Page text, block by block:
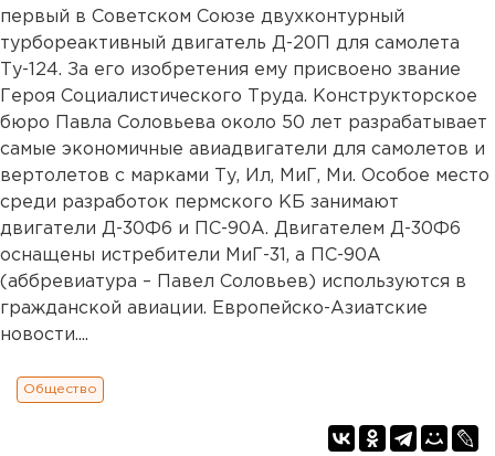
первый в Советском Союзе двухконтурный
турбореактивный двигатель Д-20П для самолета
Ту-124. За его изобретения ему присвоено звание
Героя Социалистического Труда. Конструкторское
бюро Павла Соловьева около 50 лет разрабатывает
самые экономичные авиадвигатели для самолетов и
вертолетов с марками Ту, Ил, МиГ, Ми. Особое место
среди разработок пермского КБ занимают
двигатели Д-30Ф6 и ПС-90А. Двигателем Д-30Ф6
оснащены истребители МиГ-31, а ПС-90А
(аббревиатура – Павел Соловьев) используются в
гражданской авиации. Европейско-Азиатские
новости....
Общество